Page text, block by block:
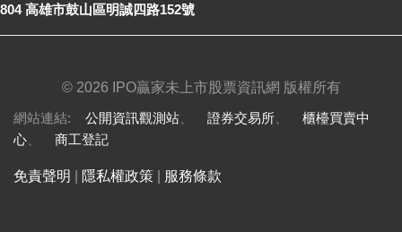
804 高雄市鼓山區明誠四路152號
© 2026 IPO贏家未上市股票資訊網 版權所有
網站連結: 公開資訊觀測站 證券交易所
櫃檯買賣中
心
商工登記
免責聲明 隱私權政策 服務條款